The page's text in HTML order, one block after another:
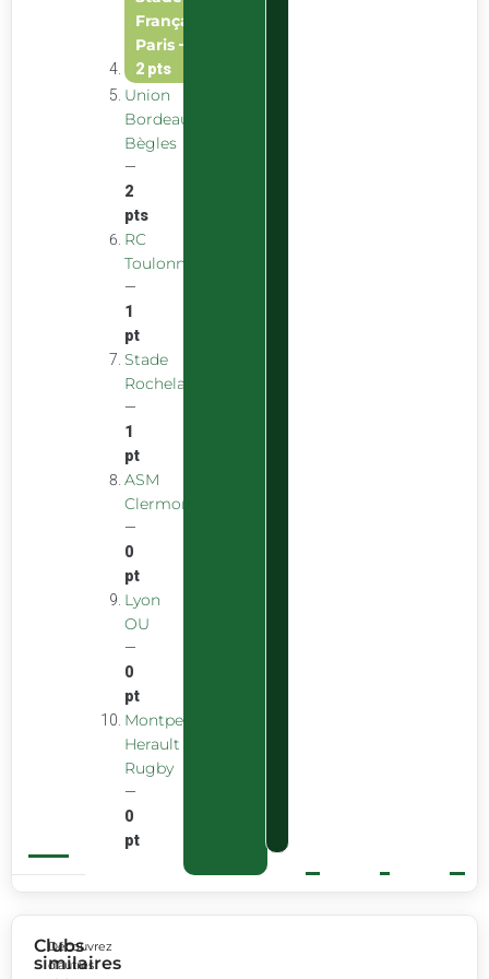
Français
Paris —
2 pts
Union
Bordeaux
Bègles
—
2
pts
RC
Toulonnais
—
1
pt
Stade
Rochelais
—
1
pt
ASM
Clermont
—
0
pt
Lyon
OU
—
0
pt
Montpellier
Herault
Rugby
—
0
pt
Clubs
similaires
Découvrez
d’autres